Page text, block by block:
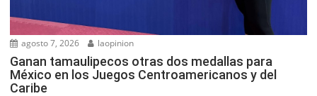
agosto 7, 2026 laopinion
Ganan tamaulipecos otras dos medallas para
México en los Juegos Centroamericanos y del
Caribe